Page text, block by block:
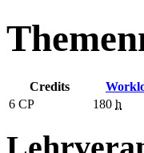
Credits
6 CP 180 h